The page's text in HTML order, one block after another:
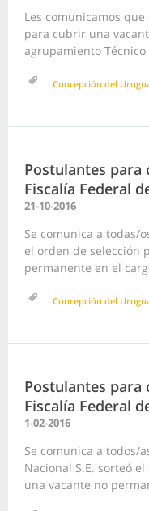
Les comunicamos
para cubrir una
agrupamiento
Concepción del
Postulantes para
Fiscalía Federal
21-10-2016
Se comunica a todas/
el orden de selección
permanente en el
Concepción del
Postulantes para
Fiscalía Federal
1-02-2016
Se comunica a todos/
Nacional S.E. sorteó
una vacante no